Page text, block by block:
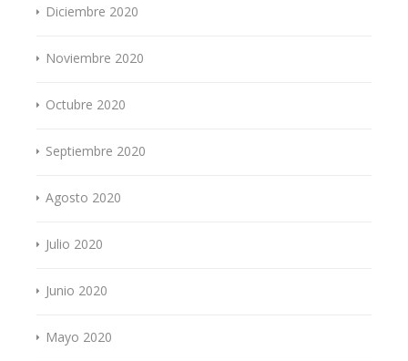
Diciembre 2020
Noviembre 2020
Octubre 2020
Septiembre 2020
Agosto 2020
Julio 2020
Junio 2020
Mayo 2020